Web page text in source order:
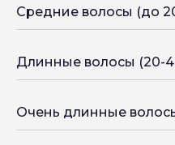
Средние волосы (до
Длинные волосы (20-
Очень длинные